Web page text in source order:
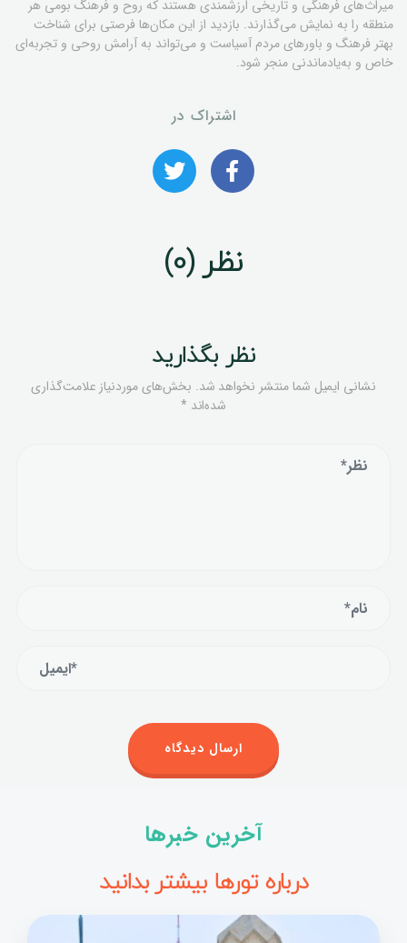
میراث‌های فرهنگی و تاریخی ارزشمندی هستند که روح و فرهنگ بومی هر
منطقه را به نمایش می‌گذارند. بازدید از این مکان‌ها فرصتی برای شناخت
بهتر فرهنگ و باورهای مردم آسیاست و می‌تواند به آرامش روحی و تجربه‌ای
خاص و به‌یادماندنی منجر شود.
اشتراک در
نظر (0)
نظر بگذارید
نشانی ایمیل شما منتشر نخواهد شد. بخش‌های موردنیاز علامت‌گذاری
شده‌اند *
آخرین خبرها
درباره تورها بیشتر بدانید